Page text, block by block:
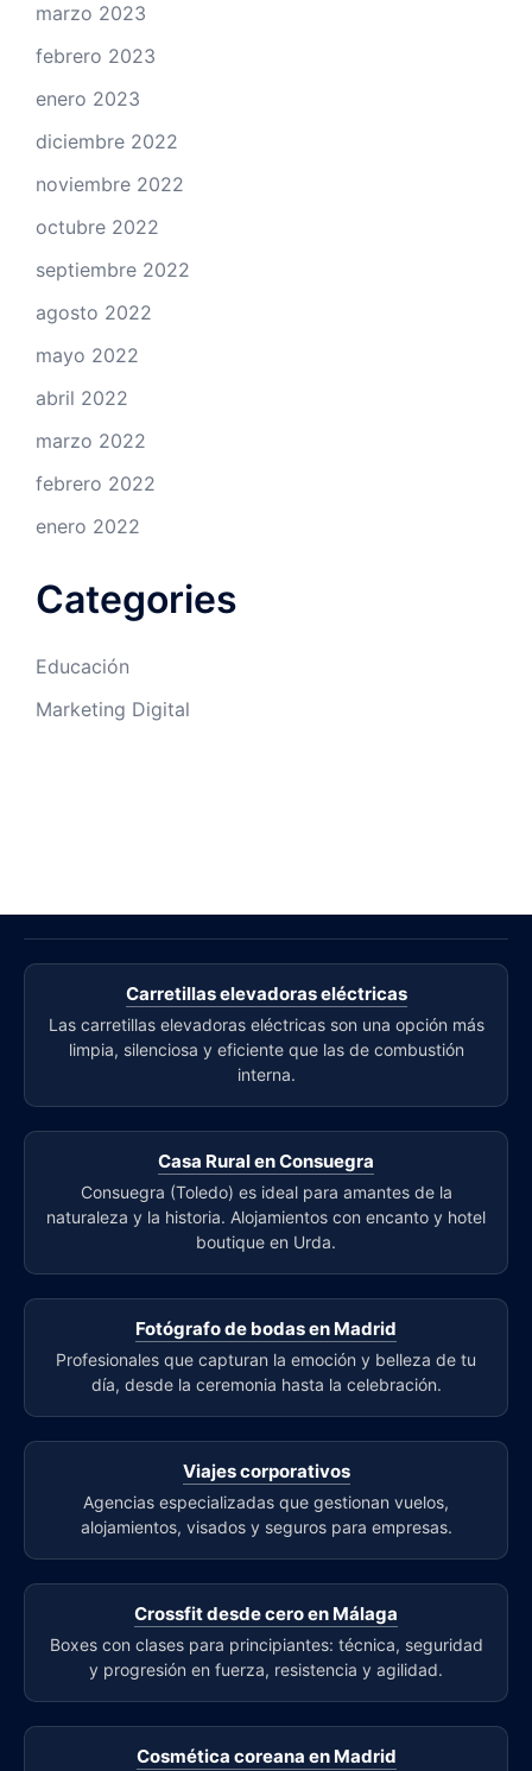
marzo 2023
febrero 2023
enero 2023
diciembre 2022
noviembre 2022
octubre 2022
septiembre 2022
agosto 2022
mayo 2022
abril 2022
marzo 2022
febrero 2022
enero 2022
Categories
Educación
Marketing Digital
Carretillas elevadoras eléctricas
Las carretillas elevadoras eléctricas son una opción más
limpia, silenciosa y eficiente que las de combustión
interna.
Casa Rural en Consuegra
Consuegra (Toledo) es ideal para amantes de la
naturaleza y la historia. Alojamientos con encanto y hotel
boutique en Urda.
Fotógrafo de bodas en Madrid
Profesionales que capturan la emoción y belleza de tu
día, desde la ceremonia hasta la celebración.
Viajes corporativos
Agencias especializadas que gestionan vuelos,
alojamientos, visados y seguros para empresas.
Crossfit desde cero en Málaga
Boxes con clases para principiantes: técnica, seguridad
y progresión en fuerza, resistencia y agilidad.
Cosmética coreana en Madrid